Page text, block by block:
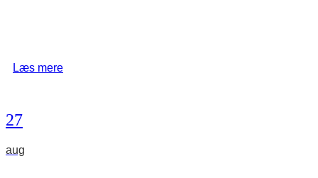
Læs mere
27
aug